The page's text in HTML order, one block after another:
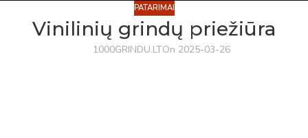
PATARIMAI
Vinilinių grindų priežiūra
1000GRINDU.LTOn 2025-03-26